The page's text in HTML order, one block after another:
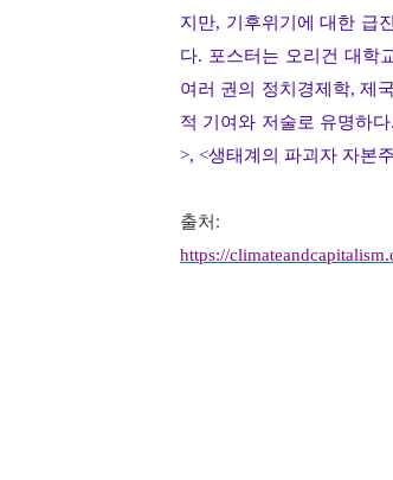
지만, 기후위기에 대한 급
다. 포스터는 오리건 대학
여러 권의 정치경제학, 제
적 기여와 저술로 유명하다.
>, <생태계의 파괴자 자본
출처:
https://